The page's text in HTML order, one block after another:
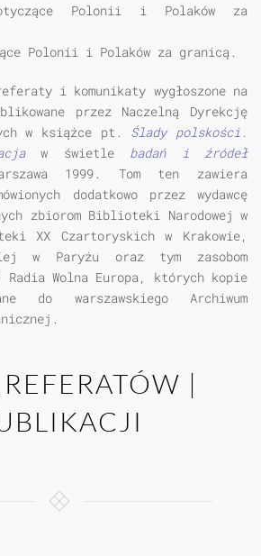
Polonii i Polaków za
Polonii i Polaków za granicą.
i komunikaty wygłoszone na
przez Naczelną Dyrekcję
w książce pt.
Ślady polskości.
w świetle badań i źródeł
1999. Tom ten zawiera
dodatkowo przez wydawcę
zbiorom Biblioteki Narodowej w
XX Czartoryskich w Krakowie,
w Paryżu oraz tym zasobom
Radia Wolna Europa, których kopie
do warszawskiego Archiwum
|